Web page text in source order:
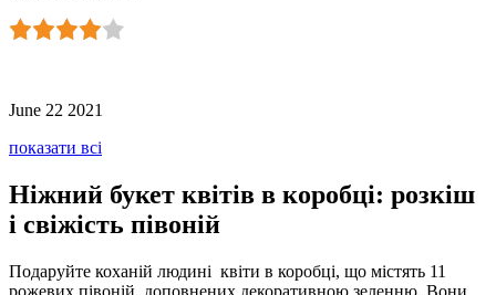
June 22 2021
показати всі
Ніжний букет квітів в коробці: розкіш
і свіжість півоній
Подаруйте коханій людині квіти в коробці, що містять 11
рожевих півоній, доповнених декоративною зеленню. Вони